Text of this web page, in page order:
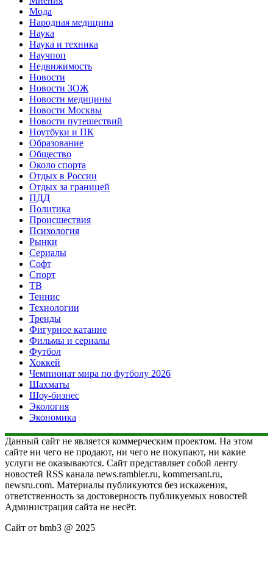
Мода
Народная медицина
Наука
Наука и техника
Научпоп
Недвижимость
Новости
Новости ЗОЖ
Новости медицины
Новости Москвы
Новости путешествий
Ноутбуки и ПК
Образование
Общество
Около спорта
Отдых в России
Отдых за границей
ПДД
Политика
Происшествия
Психология
Рынки
Сериалы
Софт
Спорт
ТВ
Теннис
Технологии
Тренды
Фигурное катание
Фильмы и сериалы
Футбол
Хоккей
Чемпионат мира по футболу 2026
Шахматы
Шоу-бизнес
Экология
Экономика
Данный сайт не является коммерческим проектом. На этом
сайте ни чего не продают, ни чего не покупают, ни какие
услуги не оказываются. Сайт представляет собой ленту
новостей RSS канала news.rambler.ru, kommersant.ru,
newsru.com. Материалы публикуются без искажения,
ответственность за достоверность публикуемых новостей
Администрация сайта не несёт.
Сайт от bmb3 @ 2025